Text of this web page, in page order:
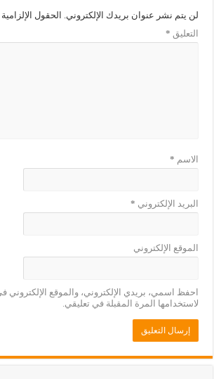
لن يتم نشر عنوان بريدك الإلكتروني. الحقول
التعليق *
الاسم *
البريد الإلكتروني *
الموقع الإلكتروني
احفظ اسمي، بريدي الإلكتروني، والموقع الإلكتروني
لاستخدامها المرة المقبلة في تعليقي.